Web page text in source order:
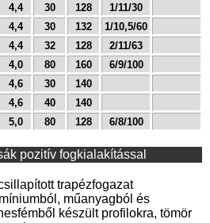
4,4 30 128
1/11/30
4,4 30 132
1/10,5/60
4,4 32 128
2/11/63
4,0 80 160
6/9/100
4,6 30
140
4,6 40
140
5,0 80 128 6/8/100
pozitív fogkialakítással
trapézfogazat
műanyagból és
készült profilokra, tömör